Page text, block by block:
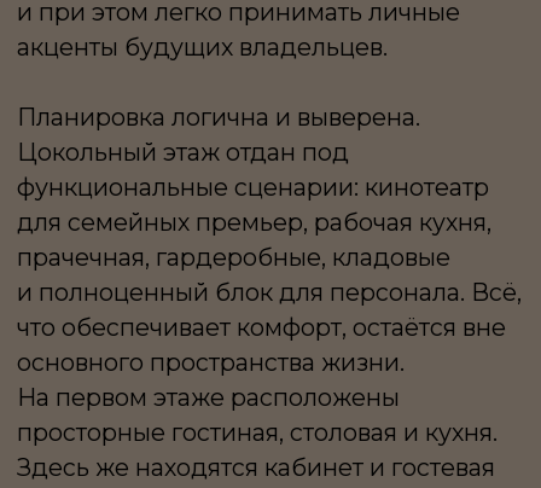
со своей ванной комнатой. У каждого —
своё личное пространство,
комплекс площадью 350 м² станут
самостоятельным центром притяжения:
бассейн, сауна, хаммам, зона отдыха —
формат загородного курорта, доступного
каждый день.
Участок площадью 30 соток —
полноценный частный парк: взрослые
хвойные деревья, аккуратный ландшафт,
представить летние завтраки на террасе,
детские игры на траве, вечерние
прогулки без необходимости покидать
собственную территорию. Гараж на три
автомобиля с помещением для